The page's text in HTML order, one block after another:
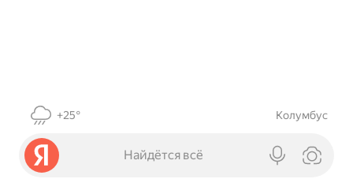
+25° Колумбус
Найдётся всё